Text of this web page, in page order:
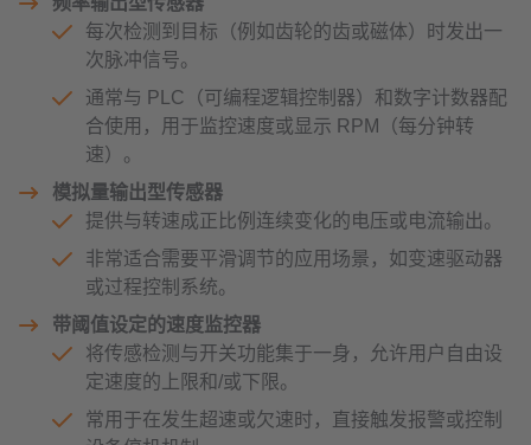
每次检测到目标（例如齿轮的齿或磁体）时发出一
次脉冲信号。
通常与 PLC（可编程逻辑控制器）和数字计数器配
合使用，用于监控速度或显示 RPM（每分钟转
速）。
模拟量输出型传感器
提供与转速成正比例连续变化的电压或电流输出。
非常适合需要平滑调节的应用场景，如变速驱动器
或过程控制系统。
带阈值设定的速度监控器
将传感检测与开关功能集于一身，允许用户自由设
定速度的上限和/或下限。
常用于在发生超速或欠速时，直接触发报警或控制